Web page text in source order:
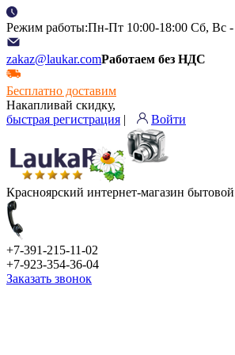
Режим работы:Пн-Пт 10:00-18:00 Сб, Вс
zakaz@laukar.comРаботаем без НДС
Бесплатно доставим
Накапливай скидку,
быстрая регистрация | Войти
Красноярский интернет-магазин
+7-391-215-11-02
+7-923-354-36-04
Заказать звонок